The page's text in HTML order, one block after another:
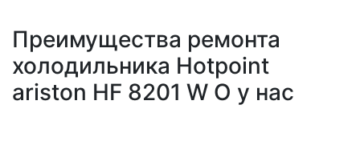
Преимущества ремонта
холодильника Hotpoint
ariston HF 8201 W O у нас